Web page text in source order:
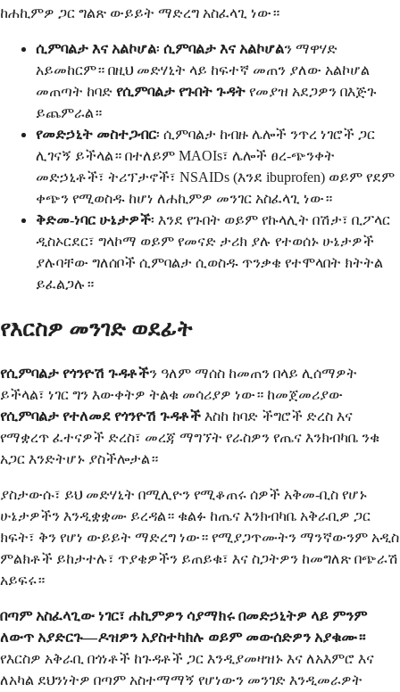
ከሐኪምዎ ጋር ግልጽ ውይይት ማድረግ አስፈላጊ ነው።
ሲምባልታ እና አልኮሆል፡ ሲምባልታ እና አልኮሆልን ማዋሃድ
አይመከርም። በዚህ መድሃኒት ላይ ከፍተኛ መጠን ያለው አልኮሆል
መጠጣት ከባድ የሲምባልታ የጉበት ጉዳት የመያዝ አደጋዎን በእጅጉ
ይጨምራል።
የመድኃኒት መስተጋብር፡ ሲምባልታ ከብዙ ሌሎች ንጥረ ነገሮች ጋር
ሊገናኝ ይችላል። በተለይም MAOIs፣ ሌሎች ፀረ-ጭንቀት
መድኃኒቶች፣ ትሪፕታኖች፣ NSAIDs (እንደ ibuprofen) ወይም የደም
ቀጭን የሚወስዱ ከሆነ ለሐኪምዎ መንገር አስፈላጊ ነው።
ቅድመ-ነባር ሁኔታዎች፡ እንደ የጉበት ወይም የኩላሊት በሽታ፣ ቢፖላር
ዲስኦርደር፣ ግላኮማ ወይም የመናድ ታሪክ ያሉ የተወሰኑ ሁኔታዎች
ያሉባቸው ግለሰቦች ሲምባልታ ሲወስዱ ጥንቃቄ የተሞላበት ክትትል
ይፈልጋሉ።
የእርስዎ መንገድ ወደፊት
የሲምባልታ የጎንዮሽ ጉዳቶችን ዓለም ማሰስ ከመጠን በላይ ሊሰማዎት
ይችላል፣ ነገር ግን እውቀትዎ ትልቁ መሳሪያዎ ነው። ከመጀመሪያው
የሲምባልታ የተለመደ የጎንዮሽ ጉዳቶች እስከ ከባድ ችግሮች ድረስ እና
የማቋረጥ ፈተናዎች ድረስ፣ መረጃ ማግኘት የራስዎን የጤና እንክብካቤ ንቁ
አጋር እንድትሆኑ ያስችሎታል።
ያስታውሱ፣ ይህ መድሃኒት በሚሊዮን የሚቆጠሩ ሰዎች አቅመ-ቢስ የሆኑ
ሁኔታዎችን እንዲቋቋሙ ይረዳል። ቁልፉ ከጤና እንክብካቤ አቅራቢዎ ጋር
ክፍት፣ ቅን የሆነ ውይይት ማድረግ ነው። የሚያጋጥሙትን ማንኛውንም አዲስ
ምልክቶች ይከታተሉ፣ ጥያቄዎችን ይጠይቁ፣ እና ስጋትዎን ከመግለጽ በጭራሽ
አይፍሩ።
በጣም አስፈላጊው ነገር፣ ሐኪምዎን ሳያማክሩ በመድኃኒትዎ ላይ ምንም
ለውጥ አያድርጉ—ዶዝዎን አያስተካክሉ ወይም መውሰድዎን አያቁሙ።
የእርስዎ አቅራቢ በጎነቶች ከጉዳቶች ጋር እንዲያመዛዝኑ እና ለአእምሮ እና
ለአካል ደህንነትዎ በጣም አስተማማኝ የሆነውን መንገድ እንዲመራዎት